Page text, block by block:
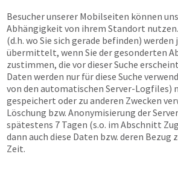
Besucher unserer Mobilseiten können
Abhängigkeit von ihrem Standort
(d.h. wo Sie sich gerade befinden) werden
übermittelt, wenn Sie der gesonderten
zustimmen, die vor dieser Suche
Daten werden nur für diese Suche
von den automatischen Server-Logfiles)
gespeichert oder zu anderen Zwecken
Löschung bzw. Anonymisierung der
spätestens 7 Tagen (s.o. im Abschnitt
dann auch diese Daten bzw. deren Bezug
Zeit.